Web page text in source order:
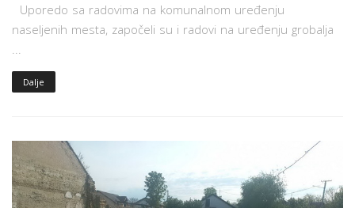
Uporedo sa radovima na komunalnom uređenju
naseljenih mesta, započeli su i radovi na uređenju grobalja
Dalje